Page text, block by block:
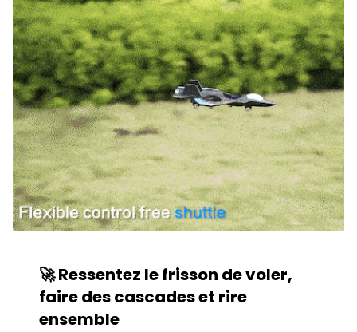
🚀 Ressentez le frisson de voler,
faire des cascades et rire
ensemble